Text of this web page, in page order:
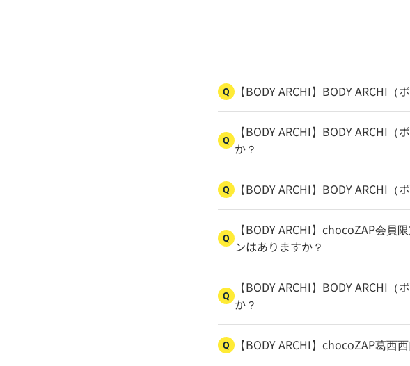
Q 【BODY ARCHI】BODY ARCHI（
Q
【BODY ARCHI】BODY ARCHI
か？
Q 【BODY ARCHI】BODY ARCHI
Q
【BODY ARCHI】chocoZAP会員
ンはありますか？
Q
【BODY ARCHI】BODY ARCHI
か？
Q 【BODY ARCHI】chocoZAP葛西